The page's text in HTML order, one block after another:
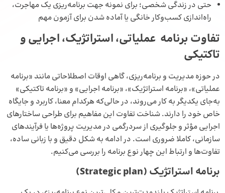
حتی در زندگی شخصی؛ برای نمونه جهت برنامه‌ریزی یک مهاجرت،
راه‌اندازی کسب‌وکار خانگی یا آماده شدن برای آزمون مهم
تفاوت برنامه عملیاتی، استراتژیک، اجرایی و
تاکتیکی
در حوزه مدیریت و برنامه‌ریزی، گاهی اوقات اصطلاحاتی مانند «برنامه
عملیاتی»، «برنامه استراتژیک»، «برنامه اجرایی» و «برنامه تاکتیکی»
به‌جای یکدیگر به کار می‌روند، در حالی‌که هرکدام معنا، کاربرد و جایگاه
خاص خود را دارند. شناخت تفاوت این مفاهیم برای طراحی ساختارهای
اجرایی مؤثر و جلوگیری از سردرگمی در مدیریت پروژه‌ها یا فرآیندهای
سازمانی، کاملا ضروری است. در ادامه به شکل دقیق و با زبانی ساده،
تفاوت‌ها و ارتباط این چهار نوع برنامه را بررسی می‌کنیم.
برنامه استراتژیک (Strategic plan)